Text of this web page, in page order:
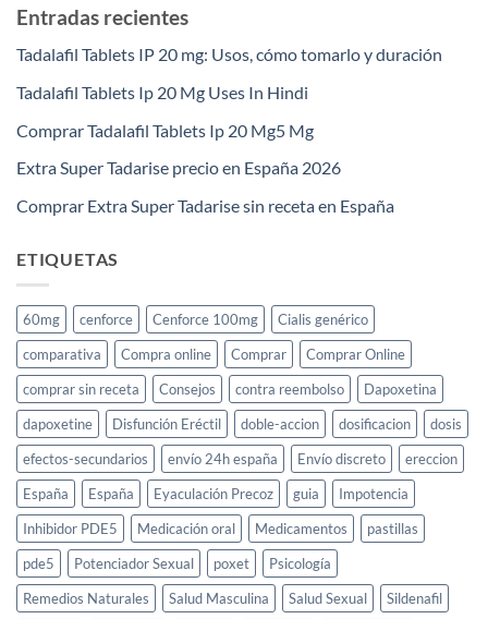
Entradas recientes
Tadalafil Tablets IP 20 mg: Usos, cómo tomarlo y duración
Tadalafil Tablets Ip 20 Mg Uses In Hindi
Comprar Tadalafil Tablets Ip 20 Mg5 Mg
Extra Super Tadarise precio en España 2026
Comprar Extra Super Tadarise sin receta en España
ETIQUETAS
60mg cenforce Cenforce 100mg
Cialis genérico
comparativa
Compra online Comprar
Comprar Online
comprar sin receta
Consejos contra reembolso
Dapoxetina
dapoxetine
Disfunción Eréctil doble-accion dosificacion
dosis
efectos-secundarios
envío 24h españa Envío discreto
ereccion
España
España Eyaculación Precoz guia
Impotencia
Inhibidor PDE5
Medicación oral Medicamentos
pastillas
pde5
Potenciador Sexual poxet
Psicología
Remedios Naturales
Salud Masculina Salud Sexual
Sildenafil